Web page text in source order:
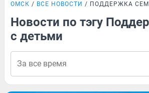
ОМСК ВСЕ НОВОСТИ ПОДДЕРЖКА
Новости по тэгу
с детьми